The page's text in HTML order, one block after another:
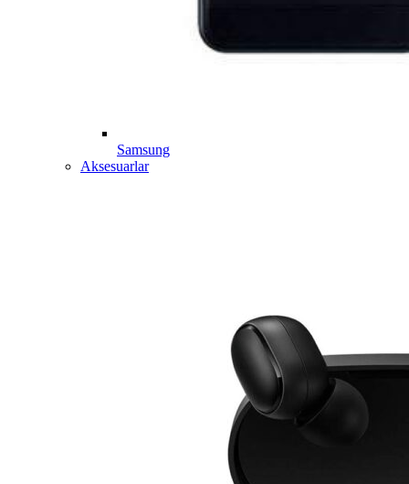
Samsung
Aksesuarlar